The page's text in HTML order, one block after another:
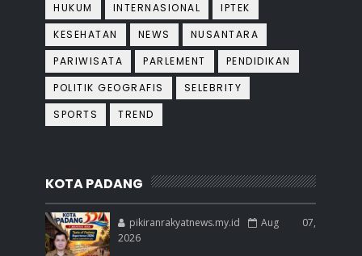
HUKUM
INTERNASIONAL
IPTEK
KESEHATAN
NEWS
NUSANTARA
PARIWISATA
PARLEMENT
PENDIDIKAN
POLITIK GEOGRAFIS
SELEBRITY
SPORTS
TREND
KOTA PADANG
pikiranrakyatnews.my.id
Aug 07,
2026